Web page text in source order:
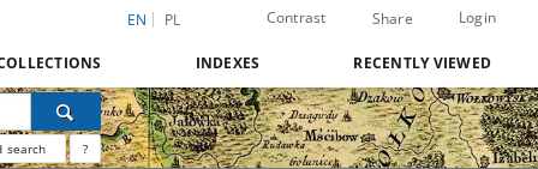
EN PL Contrast Share Login
INDEXES RECENTLY VIEWED
search ?